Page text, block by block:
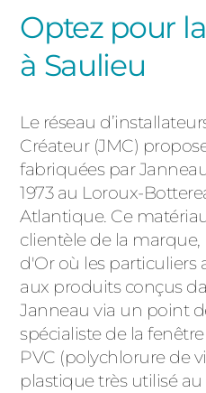
Optez pour
à Saulieu
Le réseau
Créateur (JMC)
fabriquées par
1973 au Loroux-
Atlantique. Ce
clientèle de la
d'Or où les
aux produits conçus
Janneau via un point
spécialiste de la
PVC (polychlorure de
plastique très utilisé